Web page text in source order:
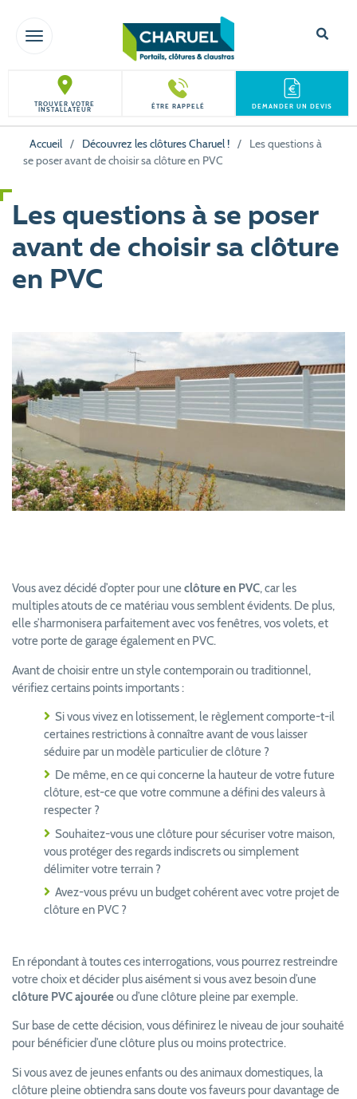
TOGGLE NAVIGATION
TROUVER VOTRE
INSTALLATEUR ÊTRE RAPPELÉ DEMANDER UN DEVIS
Accueil / Découvrez les clôtures Charuel ! /
Les questions à
se poser avant de choisir sa clôture en PVC
Les questions à se poser
avant de choisir sa clôture
en PVC
Vous avez décidé d’opter pour uneclôture en PVC, car les
multiples atouts de ce matériau vous semblent évidents. De plus,
elle s’harmonisera parfaitement avec vos fenêtres, vos volets, et
votre porte de garage également en PVC.
Avant de choisir entre un style contemporain ou traditionnel,
vérifiez certains points importants :
Si vous vivez en lotissement, le règlement comporte-t-il
certaines restrictions à connaître avant de vous laisser
séduire par un modèle particulier de clôture ?
De même, en ce qui concerne la hauteur de votre future
clôture, est-ce que votre commune a défini des valeurs à
respecter ?
Souhaitez-vous une clôture pour sécuriser votre maison,
vous protéger des regards indiscrets ou simplement
délimiter votre terrain ?
Avez-vous prévu un budget cohérent avec votre projet de
clôture en PVC ?
En répondant à toutes ces interrogations, vous pourrez restreindre
votre choix et décider plus aisément si vous avez besoin d’une
clôture PVC ajouréeou d’une clôture pleine par exemple.
Sur base de cette décision, vous définirez le niveau de jour souhaité
pour bénéficier d’une clôture plus ou moins protectrice.
Si vous avez de jeunes enfants ou des animaux domestiques, la
clôture pleine obtiendra sans doute vos faveurs pour davantage de